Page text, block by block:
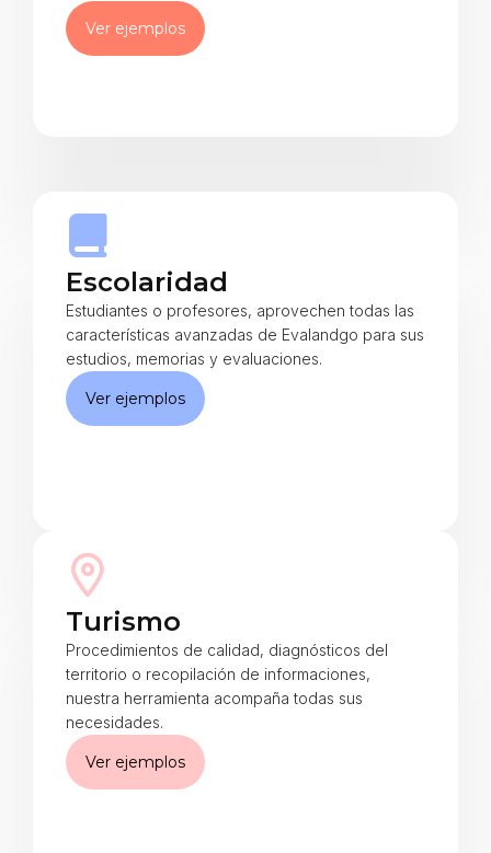
Ver ejemplos
Escolaridad
Estudiantes o profesores, aprovechen todas las
características avanzadas de Evalandgo para sus
estudios, memorias y evaluaciones.
Ver ejemplos
Turismo
Procedimientos de calidad, diagnósticos del
territorio o recopilación de informaciones,
nuestra herramienta acompaña todas sus
necesidades.
Ver ejemplos